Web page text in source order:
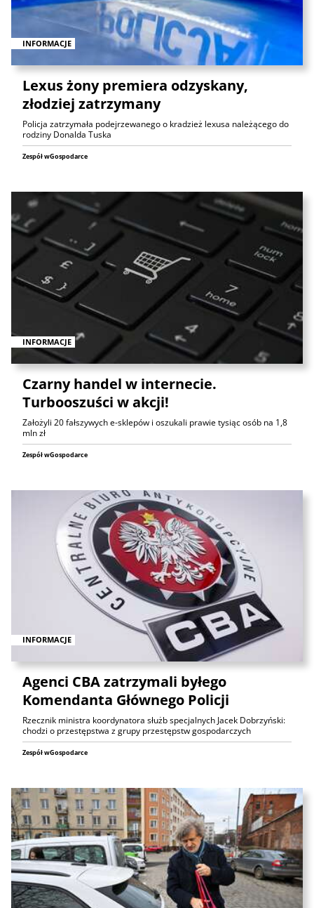
INFORMACJE
Lexus żony premiera odzyskany,
złodziej zatrzymany
Policja zatrzymała podejrzewanego o kradzież lexusa należącego do
rodziny Donalda Tuska
Zespół wGospodarce
INFORMACJE
Czarny handel w internecie.
Turbooszuści w akcji!
Założyli 20 fałszywych e-sklepów i oszukali prawie tysiąc osób na 1,8
mln zł
Zespół wGospodarce
INFORMACJE
Agenci CBA zatrzymali byłego
Komendanta Głównego Policji
Rzecznik ministra koordynatora służb specjalnych Jacek Dobrzyński:
chodzi o przestępstwa z grupy przestępstw gospodarczych
Zespół wGospodarce